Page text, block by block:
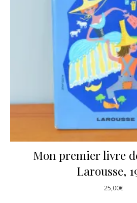
Mon premier livre
Larousse,
25,00€